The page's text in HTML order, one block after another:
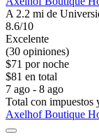
A 2.2 mi de
8.6/10
Excelente
(30 opiniones)
$71 por noche
$81 en total
7 ago - 8 ago
Total con impuestos
Axelhof Boutique